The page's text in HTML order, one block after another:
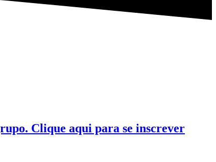
Clique aqui para se inscrever